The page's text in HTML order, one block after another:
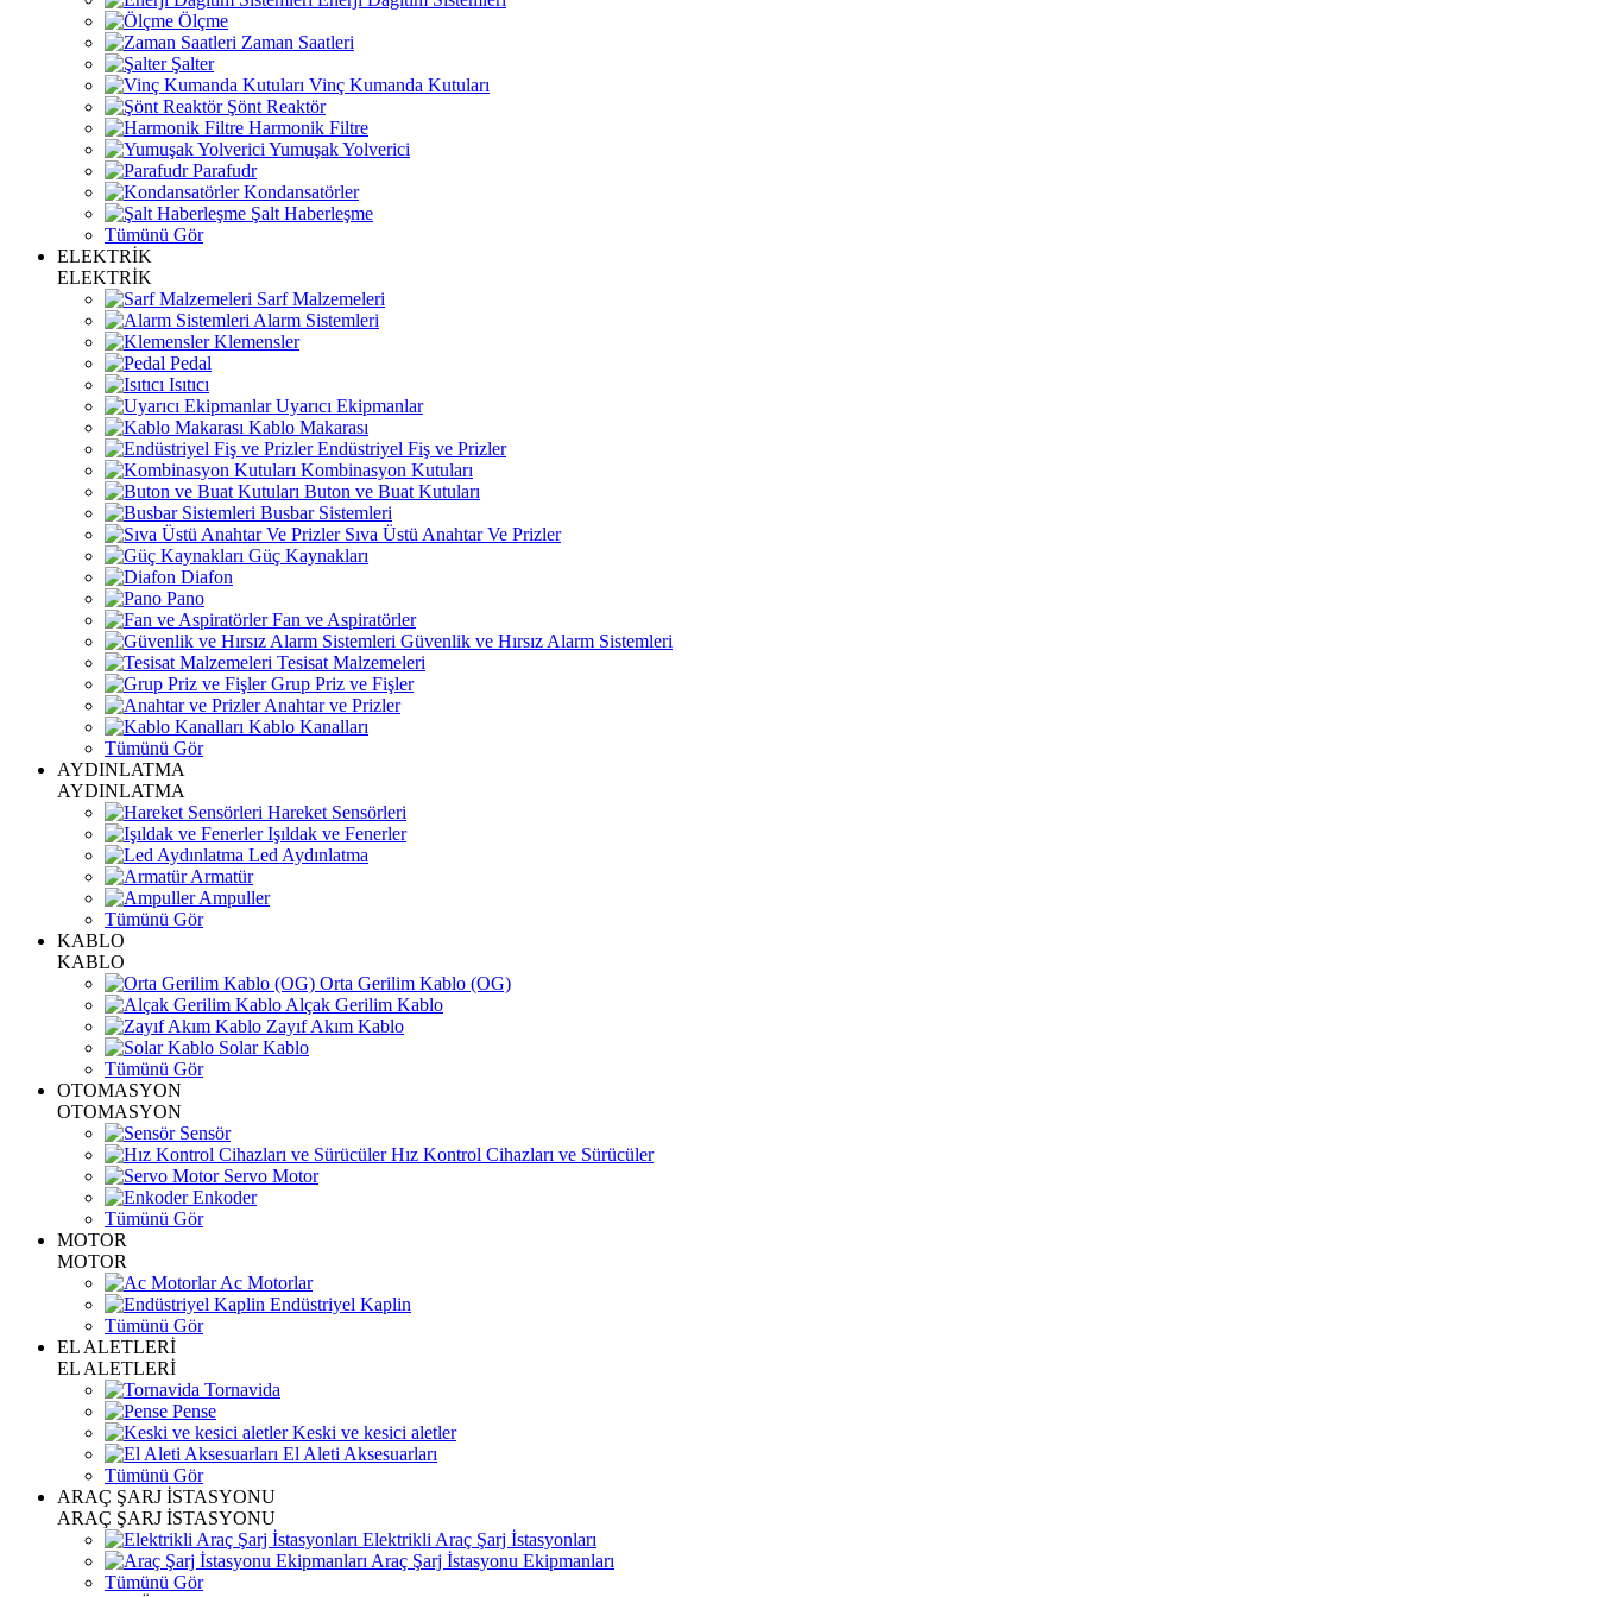
Ölçme
Zaman Saatleri
Şalter
Vinç Kumanda Kutuları
Şönt Reaktör
Harmonik Filtre
Yumuşak Yolverici
Parafudr
Kondansatörler
Şalt Haberleşme
Tümünü Gör
ELEKTRİK
ELEKTRİK
Sarf Malzemeleri
Alarm Sistemleri
Klemensler
Pedal
Isıtıcı
Uyarıcı Ekipmanlar
Kablo Makarası
Endüstriyel Fiş ve Prizler
Kombinasyon Kutuları
Buton ve Buat Kutuları
Busbar Sistemleri
Sıva Üstü Anahtar Ve Prizler
Güç Kaynakları
Diafon
Pano
Fan ve Aspiratörler
Güvenlik ve Hırsız Alarm Sistemleri
Tesisat Malzemeleri
Grup Priz ve Fişler
Anahtar ve Prizler
Kablo Kanalları
Tümünü Gör
AYDINLATMA
AYDINLATMA
Hareket Sensörleri
Işıldak ve Fenerler
Led Aydınlatma
Armatür
Ampuller
Tümünü Gör
KABLO
KABLO
Orta Gerilim Kablo (OG)
Alçak Gerilim Kablo
Zayıf Akım Kablo
Solar Kablo
Tümünü Gör
OTOMASYON
OTOMASYON
Sensör
Hız Kontrol Cihazları ve Sürücüler
Servo Motor
Enkoder
Tümünü Gör
MOTOR
MOTOR
Ac Motorlar
Endüstriyel Kaplin
Tümünü Gör
EL ALETLERİ
EL ALETLERİ
Tornavida
Pense
Keski ve kesici aletler
El Aleti Aksesuarları
Tümünü Gör
ARAÇ ŞARJ İSTASYONU
ARAÇ ŞARJ İSTASYONU
Elektrikli Araç Şarj İstasyonları
Araç Şarj İstasyonu Ekipmanları
Tümünü Gör